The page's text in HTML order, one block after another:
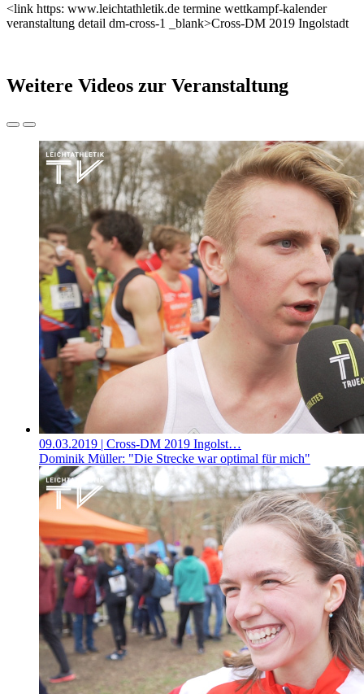
<link https: www.leichtathletik.de termine wettkampf-kalender
veranstaltung detail dm-cross-1 _blank>Cross-DM 2019 Ingolstadt
Weitere Videos zur Veranstaltung
09.03.2019 | Cross-DM 2019 Ingolst…
Dominik Müller: "Die Strecke war optimal für mich"